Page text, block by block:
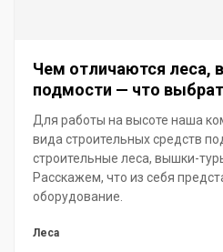
Чем отличаются леса,
подмости — что
Для работы на высоте наша
вида строительных средств
строительные леса, вышки-
Расскажем, что из себя
оборудование.
Леса